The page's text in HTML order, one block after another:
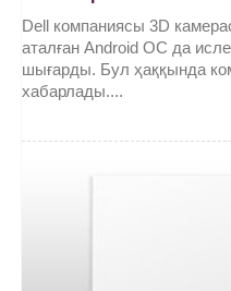
Dell компаниясы 3D
аталған Android ОС да
шығарды. Бул ҳаққында
хабарлады....